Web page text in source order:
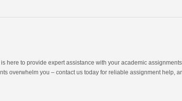
here to provide expert assistance with your academic assignments.
overwhelm you – contact us today for reliable assignment help,